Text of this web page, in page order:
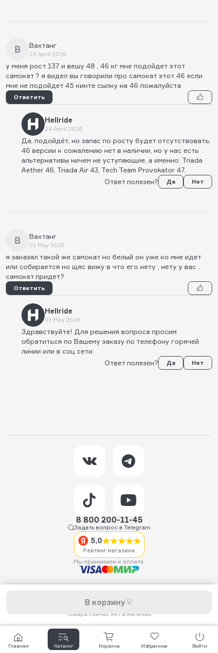
В корзину
Товара сейчас нет в наличии
В Вахтанг
23 April 2026
у меня рост 137 и вешу 48 , 46 кг мне подойдет этот
самокат ? я видел вы говорили про самокат этот 46 если
мне не подойдет 45 кинте сылку на 46 пожалуйста
Ответить
Hellride
24 April 2026
Да, подойдёт, но запас по росту будет отсутствовать.
46 версии к сожалению нет в наличии, но у нас есть
альтернативы ничем не уступающие, а именно: Triada
Aether 46, Triada Air 43, Tech Team Provokator 47.
Ответ полезен?
Да Нет
В Вахтанг
01 May 2026
я заказал такой же самокат но белый он уже ко мне идет
или собирается но щяс вижу в что его нету , нету у вас ,
самокат придет?
Ответить
Hellride
01 May 2026
Здравствуйте! Для решения вопроса просим
обратиться по Вашему заказу по телефону горячей
линии или в соц сети.
Ответ полезен?
Да Нет
8 800 200-11-45
Задать вопрос в Telegram
5,0
Рейтинг магазина
Мы принимаем к оплате:
самокатов, запчастей для самокатов, аксессуаров, экипировки,
одежды и обуви.
Главная Каталог Корзина Избранное Войти